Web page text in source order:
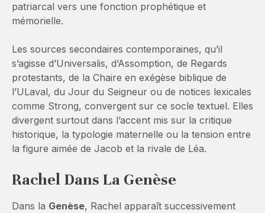
patriarcal vers une fonction prophétique et
mémorielle.
Les sources secondaires contemporaines, qu’il
s’agisse d’Universalis, d’Assomption, de Regards
protestants, de la Chaire en exégèse biblique de
l’ULaval, du Jour du Seigneur ou de notices lexicales
comme Strong, convergent sur ce socle textuel. Elles
divergent surtout dans l’accent mis sur la critique
historique, la typologie maternelle ou la tension entre
la figure aimée de Jacob et la rivale de Léa.
Rachel Dans La Genèse
Dans la Genèse, Rachel apparaît successivement